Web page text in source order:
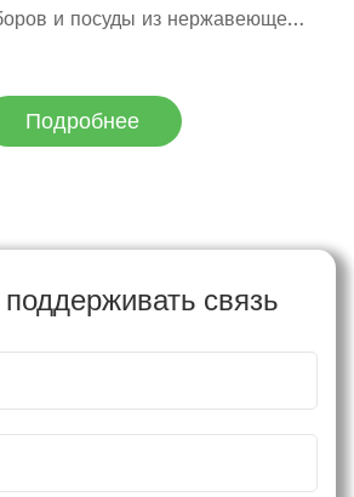
и посуды из нержавеющей
Подробнее
связь